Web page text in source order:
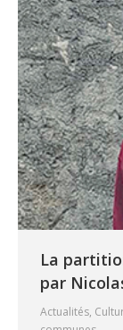
La
par
Actualités,